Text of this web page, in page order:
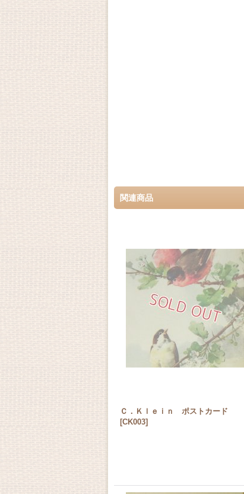
関連商品
Ｃ．Ｋｌｅｉｎ ポストカード
[CK003]